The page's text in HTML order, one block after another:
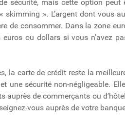
sécurité, mais cette option
». L’argent dont vous
de consommer. Dans la zone
ou dollars si vous n’avez
la carte de crédit reste la
une sécurité non-négligeable.
auprès de commerçants ou
vous auprès de votre